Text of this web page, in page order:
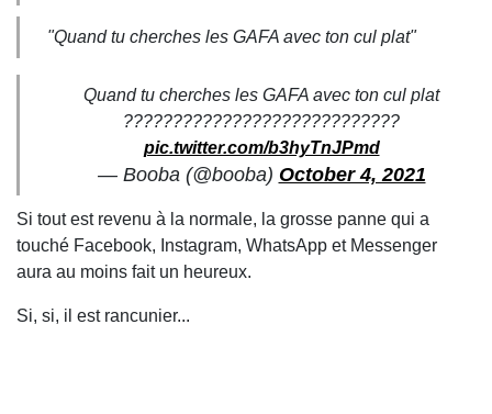
"Quand tu cherches les GAFA avec ton cul plat"
Quand tu cherches les GAFA avec ton cul plat
????????????????????????????
pic.twitter.com/b3hyTnJPmd
— Booba (@booba) October 4, 2021
Si tout est revenu à la normale, la grosse panne qui a
touché Facebook, Instagram, WhatsApp et Messenger
aura au moins fait un heureux.
Si, si, il est rancunier...